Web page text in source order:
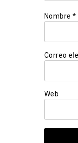
Nombre *
Correo
Web